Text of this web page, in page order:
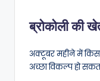
ब्रोकोली
अक्टूबर महीने में
अच्छा विकल्प हो